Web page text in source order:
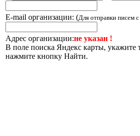
E-mail организации: (Для отправки писем с
Адрес организации:не указан !
В поле поиска Яндекс карты, укажите
нажмите кнопку Найти.